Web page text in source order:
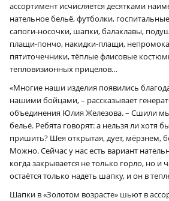
ассортимент исчисляется десятками
нательное бельё, футболки,
сапоги-носочки, шапки, балаклавы,
плащи-пончо, накидки-плащи,
пятиточечники, тёплые флисовые
тепловизионных прицелов…
«Многие наши изделия появились
нашими бойцами, – рассказывает
объединения Юлия Железова. – Сшили
бельё. Ребята говорят: а нельзя ли
пришить? Шея открытая, дует, мёрзнем,
Можно. Сейчас у нас есть вариант
когда закрывается не только горло, но и
остаётся только надеть шапку, и он в
Шапки в «Золотом возрасте» шьют в